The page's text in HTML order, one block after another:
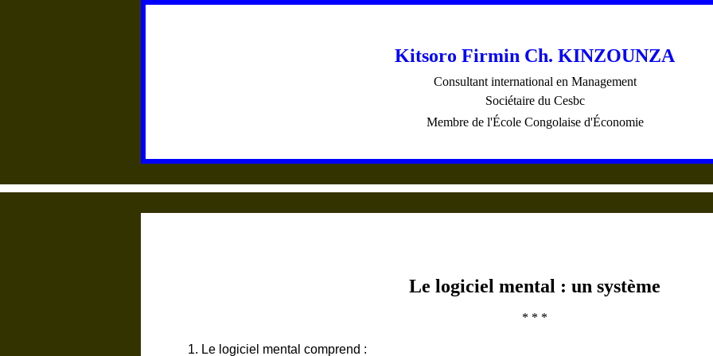
Kitsoro Firmin Ch. KINZOUNZA
Consultant international en Management
Sociétaire du Cesbc
Membre de l'École Congolaise d'Économie
Le logiciel mental : un système
* * *
1. Lelogiciel mental comprend :